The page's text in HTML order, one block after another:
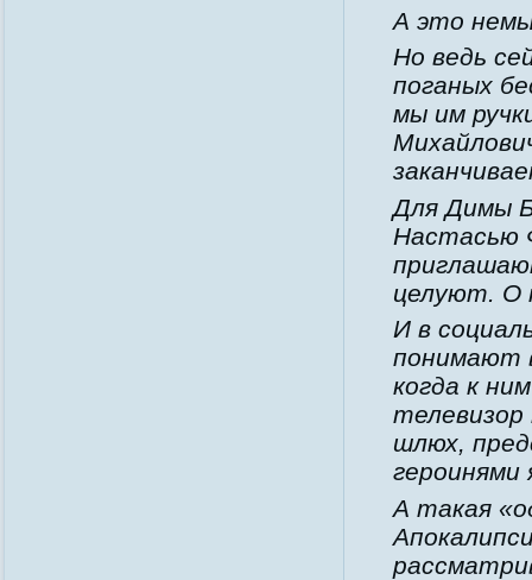
А это
Но ведь
поганых
мы им
Для Димы
Настасью
целуют. О
И в
понимают
когда к
телевизор
шлюх,
героинями
А такая